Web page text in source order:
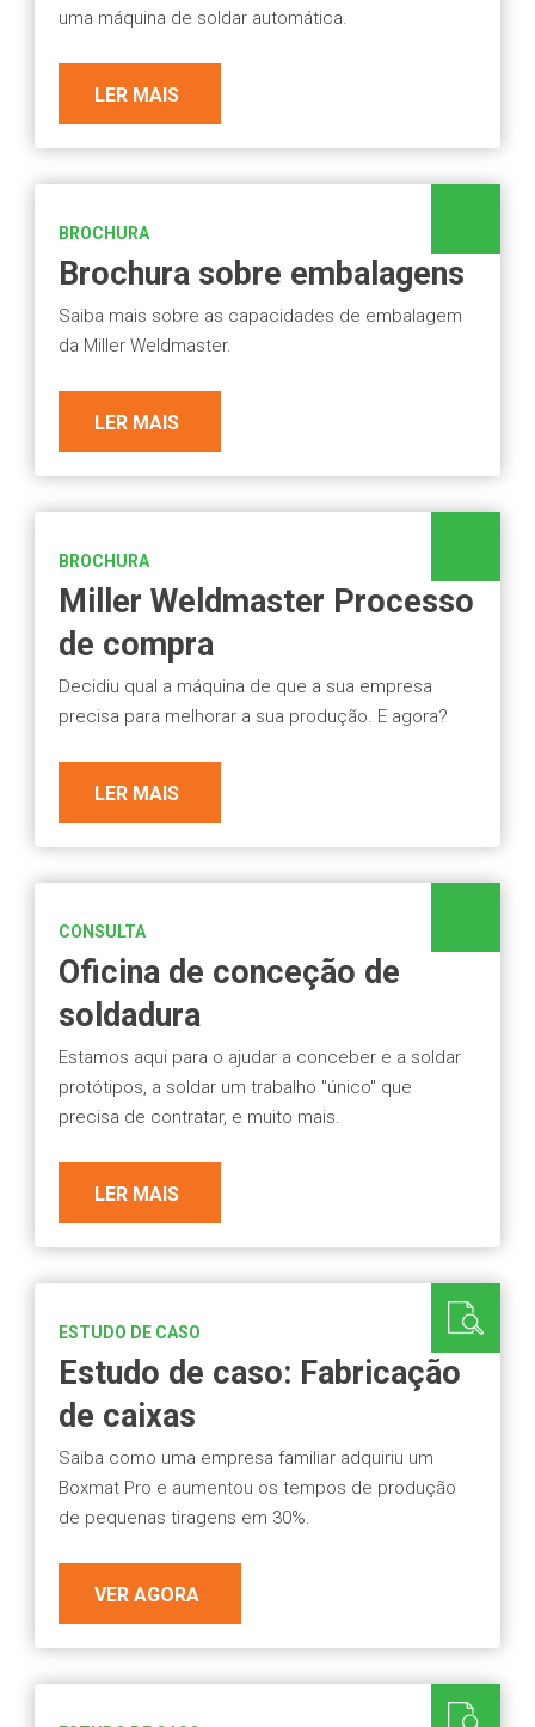
uma máquina de soldar automática.
LER MAIS
BROCHURA
Brochura sobre embalagens
Saiba mais sobre as capacidades de embalagem
da Miller Weldmaster.
LER MAIS
BROCHURA
Miller Weldmaster Processo
de compra
Decidiu qual a máquina de que a sua empresa
precisa para melhorar a sua produção. E agora?
LER MAIS
CONSULTA
Oficina de conceção de
soldadura
Estamos aqui para o ajudar a conceber e a soldar
protótipos, a soldar um trabalho "único" que
precisa de contratar, e muito mais.
LER MAIS
ESTUDO DE CASO
Estudo de caso: Fabricação
de caixas
Saiba como uma empresa familiar adquiriu um
Boxmat Pro e aumentou os tempos de produção
de pequenas tiragens em 30%.
VER AGORA